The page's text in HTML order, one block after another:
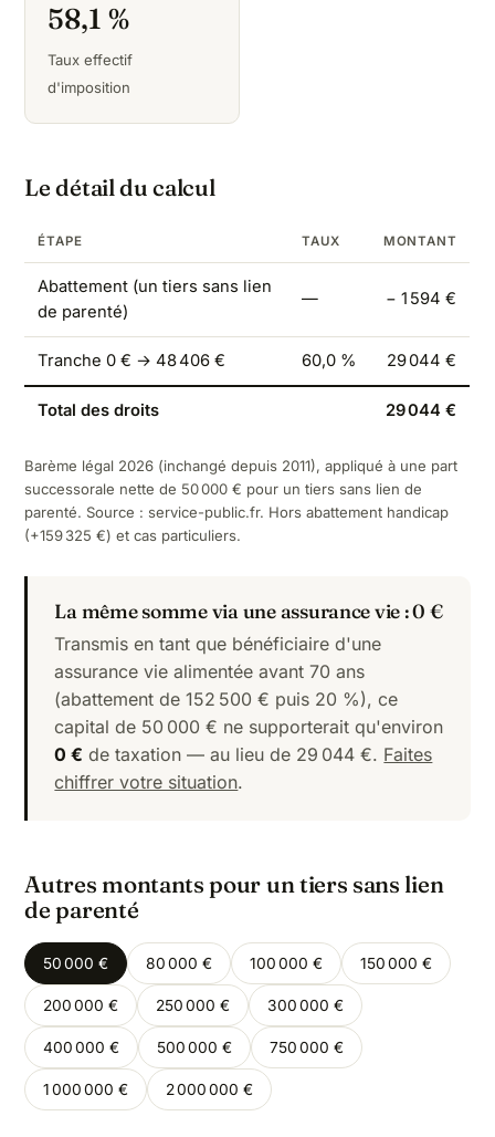
58,1 %
Taux effectif
d'imposition
Le détail du calcul
ÉTAPE TAUX MONTANT
Abattement (un tiers sans lien
de parenté)
— − 1 594 €
Tranche 0 € → 48 406 € 60,0 % 29 044 €
Total des droits 29 044 €
Barème légal 2026 (inchangé depuis 2011), appliqué à une part
successorale nette de 50 000 € pour un tiers sans lien de
parenté. Source : service-public.fr. Hors abattement handicap
(+159 325 €) et cas particuliers.
La même somme via une assurance vie : 0 €
Transmis en tant que bénéficiaire d'une
assurance vie alimentée avant 70 ans
(abattement de 152 500 € puis 20 %), ce
capital de 50 000 € ne supporterait qu'environ
0 € de taxation — au lieu de 29 044 €. Faites
chiffrer votre situation.
Autres montants pour un tiers sans lien
de parenté
50 000 € 80 000 € 100 000 € 150 000 €
200 000 € 250 000 € 300 000 €
400 000 € 500 000 € 750 000 €
1 000 000 € 2 000 000 €